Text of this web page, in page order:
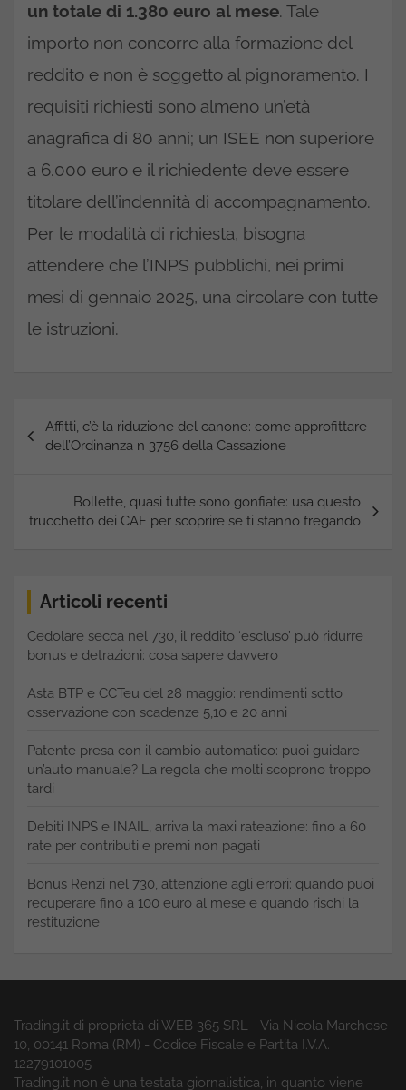
un totale di 1.380 euro al mese. Tale
importo non concorre alla formazione del
reddito e non è soggetto al pignoramento. I
requisiti richiesti sono almeno un’età
anagrafica di 80 anni; un ISEE non superiore
a 6.000 euro e il richiedente deve essere
titolare dell’indennità di accompagnamento.
Per le modalità di richiesta, bisogna
attendere che l’INPS pubblichi, nei primi
mesi di gennaio 2025, una circolare con tutte
le istruzioni.
Navigazione
articoli
Affitti, c’è la riduzione del canone: come approfittare
dell’Ordinanza n 3756 della Cassazione
Bollette, quasi tutte sono gonfiate: usa questo
trucchetto dei CAF per scoprire se ti stanno fregando
Articoli recenti
Cedolare secca nel 730, il reddito ‘escluso’ può ridurre
bonus e detrazioni: cosa sapere davvero
Asta BTP e CCTeu del 28 maggio: rendimenti sotto
osservazione con scadenze 5,10 e 20 anni
Patente presa con il cambio automatico: puoi guidare
un’auto manuale? La regola che molti scoprono troppo
tardi
Debiti INPS e INAIL, arriva la maxi rateazione: fino a 60
rate per contributi e premi non pagati
Bonus Renzi nel 730, attenzione agli errori: quando puoi
recuperare fino a 100 euro al mese e quando rischi la
restituzione
Trading.it di proprietà di WEB 365 SRL - Via Nicola Marchese
10, 00141 Roma (RM) - Codice Fiscale e Partita I.V.A.
12279101005
Trading.it non è una testata giornalistica, in quanto viene